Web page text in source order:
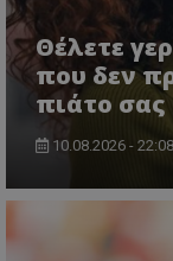
Θέλετε
που δεν
πιάτο σας
10.08.2026 - 22:08